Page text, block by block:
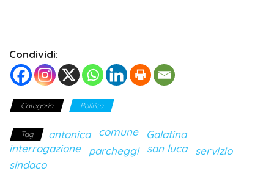
Condividi:
Categoria Politica
Tag antonica comune
Galatina
interrogazione
parcheggi san luca
servizio
sindaco